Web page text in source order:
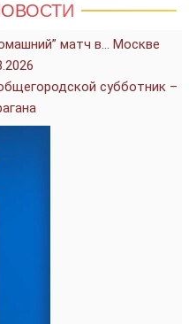
матч в… Москве
субботник –